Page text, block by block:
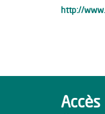
http://
Accès